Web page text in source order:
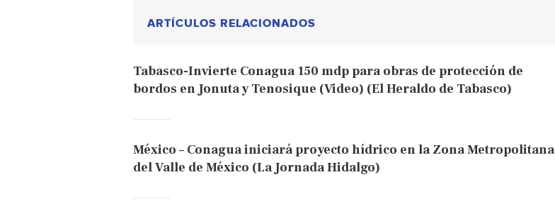
ARTÍCULOS RELACIONADOS
Tabasco-Invierte Conagua 150 mdp para obras de protección de
bordos en Jonuta y Tenosique (Video) (El Heraldo de Tabasco)
México – Conagua iniciará proyecto hídrico en la Zona Metropolitana
del Valle de México (La Jornada Hidalgo)